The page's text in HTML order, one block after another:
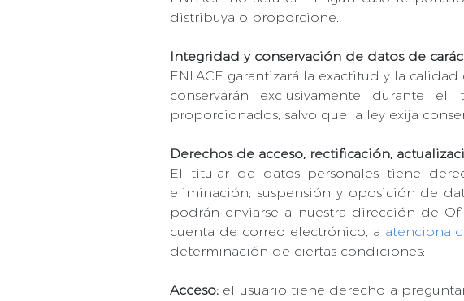
distribuya o proporcione.
Integridad y conservación de datos de
ENLACE garantizará la exactitud y la
conservarán exclusivamente durante
proporcionados, salvo que la ley exija
Derechos de acceso, rectificación,
El titular de datos personales tiene
eliminación, suspensión y oposición de
podrán enviarse a nuestra dirección de
cuenta de correo electrónico, a
determinación de ciertas condiciones:
Acceso: el usuario tiene derecho a